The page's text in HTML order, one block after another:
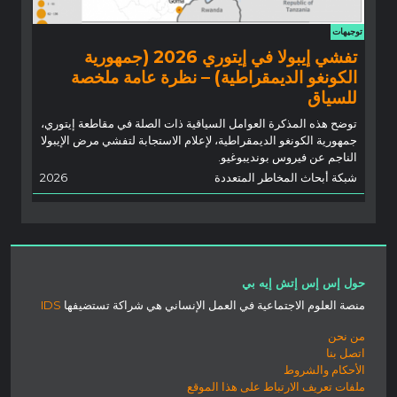
توجيهات
تفشي إيبولا في إيتوري 2026 (جمهورية
الكونغو الديمقراطية) – نظرة عامة ملخصة
للسياق
توضح هذه المذكرة العوامل السياقية ذات الصلة في مقاطعة إيتوري،
جمهورية الكونغو الديمقراطية، لإعلام الاستجابة لتفشي مرض الإيبولا
الناجم عن فيروس بونديبوغيو.
شبكة أبحاث المخاطر المتعددة
2026
حول إس إس إتش إيه بي
منصة العلوم الاجتماعية في العمل الإنساني هي شراكة تستضيفها IDS
من نحن
اتصل بنا
الأحكام والشروط
ملفات تعريف الارتباط على هذا الموقع